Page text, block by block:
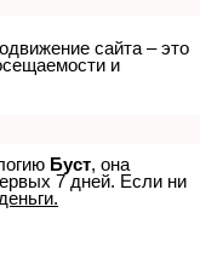
сайта – это
и
Буст, она
7 дней. Если ни